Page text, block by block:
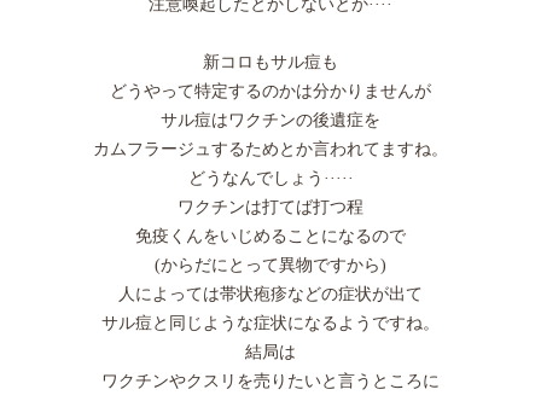
注意喚起したとかしないとか····
新コロもサル痘も
どうやって特定するのかは分かりませんが
サル痘はワクチンの後遺症を
カムフラージュするためとか言われてますね。
どうなんでしょう·····
ワクチンは打てば打つ程
免疫くんをいじめることになるので
(からだにとって異物ですから)
人によっては帯状疱疹などの症状が出て
サル痘と同じような症状になるようですね。
結局は
ワクチンやクスリを売りたいと言うところに